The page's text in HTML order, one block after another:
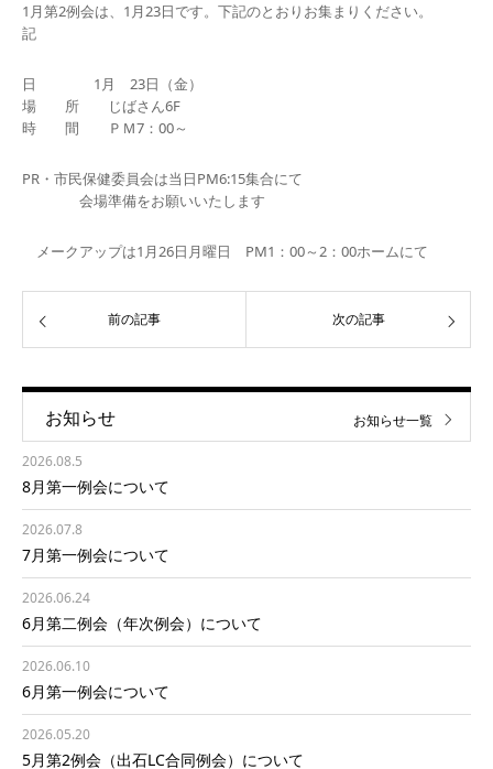
1月第2例会は、1月23日です。下記のとおりお集まりください。
記
日 1月 23日（金）
場 所 じばさん6F
時 間 ＰＭ7：00～
PR・市民保健委員会は当日PM6:15集合にて
会場準備をお願いいたします
メークアップは1月26日月曜日 PM1：00～2：00ホームにて
前の記事 次の記事
お知らせ
2026.08.5
8月第一例会について
2026.07.8
7月第一例会について
2026.06.24
6月第二例会（年次例会）について
2026.06.10
6月第一例会について
2026.05.20
5月第2例会（出石LC合同例会）について
お知らせ一覧